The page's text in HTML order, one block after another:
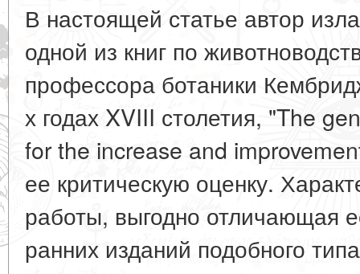
В настоящей статье автор
одной из книг по
профессора ботаники
х годах XVIII столетия, "The
for the increase and
ее критическую оценку.
работы, выгодно отличающая
ранних изданий подобного